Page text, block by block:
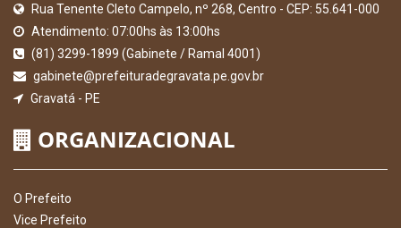
Rua Tenente Cleto Campelo, nº 268, Centro - CEP: 55.641-000
Atendimento: 07:00hs às 13:00hs
(81) 3299-1899 (Gabinete / Ramal 4001)
gabinete@prefeituradegravata.pe.gov.br
Gravatá - PE
ORGANIZACIONAL
O Prefeito
Vice Prefeito